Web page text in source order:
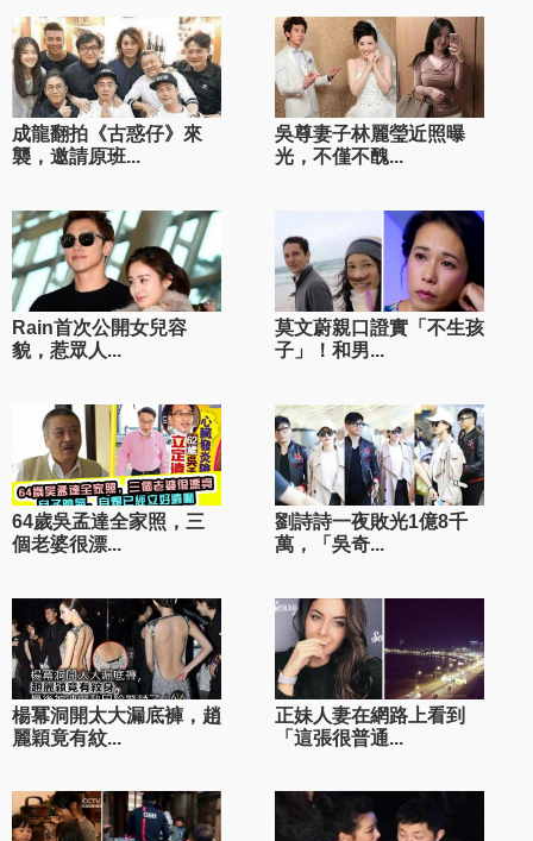
成龍翻拍《古惑仔》來
襲，邀請原班...
吳尊妻子林麗瑩近照曝
光，不僅不醜...
Rain首次公開女兒容
貌，惹眾人...
莫文蔚親口證實「不生孩
子」！和男...
64歲吳孟達全家照，三
個老婆很漂...
劉詩詩一夜敗光1億8千
萬，「吳奇...
楊冪洞開太大漏底褲，趙
麗穎竟有紋...
正妹人妻在網路上看到
「這張很普通...